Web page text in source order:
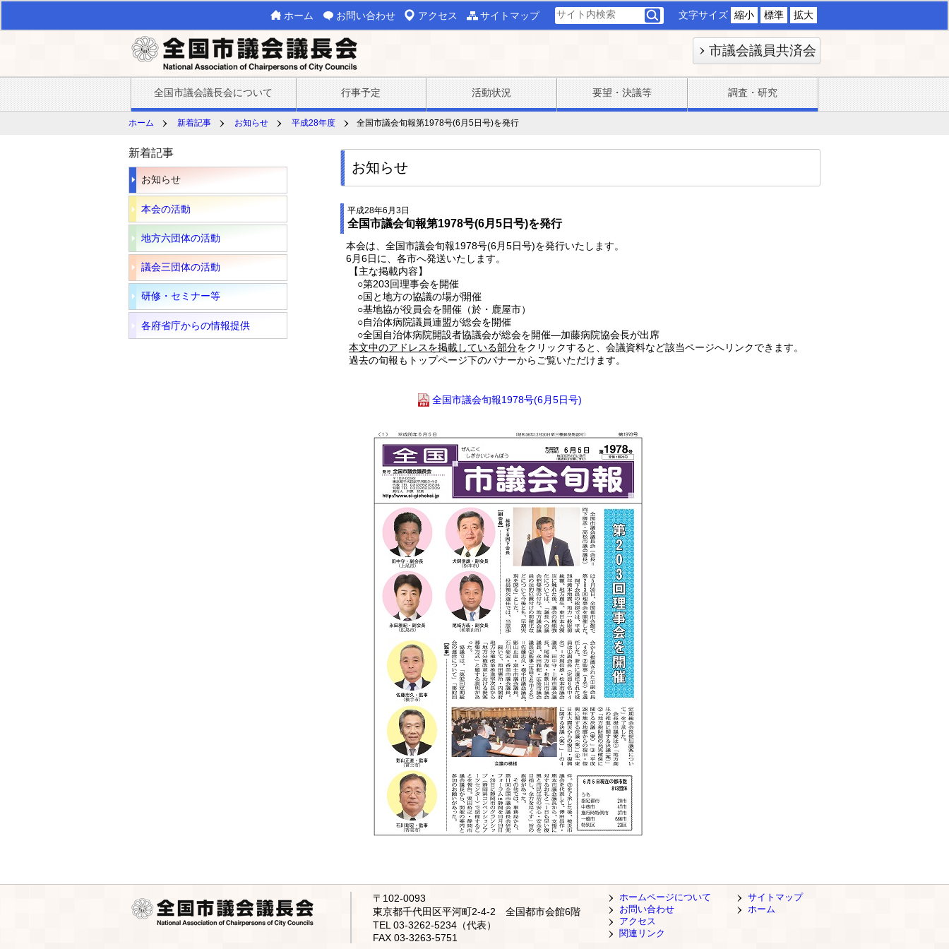
ホーム お問い合わせ アクセス サイトマップ 文字サイズ 縮小 標準 拡大
市議会議員共済会
全国市議会議長会について 行事予定 活動状況 要望・決議等 調査・研究
ホーム 新着記事 お知らせ 平成28年度 全国市議会旬報第1978号(6月5日号)を発行
新着記事
お知らせ
本会の活動
地方六団体の活動
議会三団体の活動
研修・セミナー等
各府省庁からの情報提供
お知らせ
平成28年6月3日
全国市議会旬報第1978号(6月5日号)を発行
本会は、全国市議会旬報1978号(6月5日号)を発行いたします。
6月6日に、各市へ発送いたします。
【主な掲載内容】
○第203回理事会を開催
○国と地方の協議の場が開催
○基地協が役員会を開催（於・鹿屋市）
○自治体病院議員連盟が総会を開催
○全国自治体病院開設者協議会が総会を開催―加藤病院協会長が出席
本文中のアドレスを掲載している部分をクリックすると、会議資料など該当ページへリンクできます。
過去の旬報もトップページ下のバナーからご覧いただけます。
全国市議会旬報1978号(6月5日号)
ホームページについて
お問い合わせ
アクセス
関連リンク
サイトマップ
ホーム
〒102-0093
東京都千代田区平河町2-4-2 全国都市会館6階
TEL 03-3262-5234（代表）
FAX 03-3263-5751